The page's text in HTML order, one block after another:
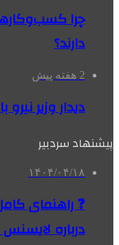
چرا
دارند؟
2 هفته پیش
دیدار وزیر
پیشنهاد سردبیر
۱۴۰۴/۰۴/۱۸
❓ راهنمای
درباره